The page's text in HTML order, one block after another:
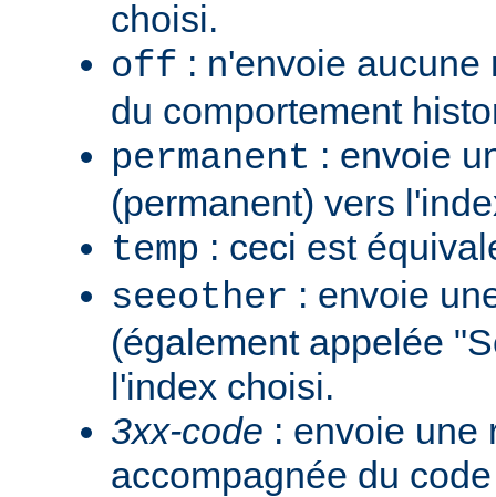
choisi.
off : n'envoie
du comportement
permanent : envoie
(permanent) vers
temp : ceci est
seeother : envoie
(également appelée
l'index choisi.
3xx-code : envoie une
accompagnée du